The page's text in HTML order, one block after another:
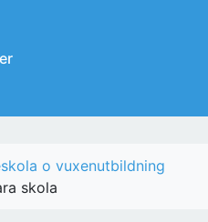
o vuxenutbildning
skola